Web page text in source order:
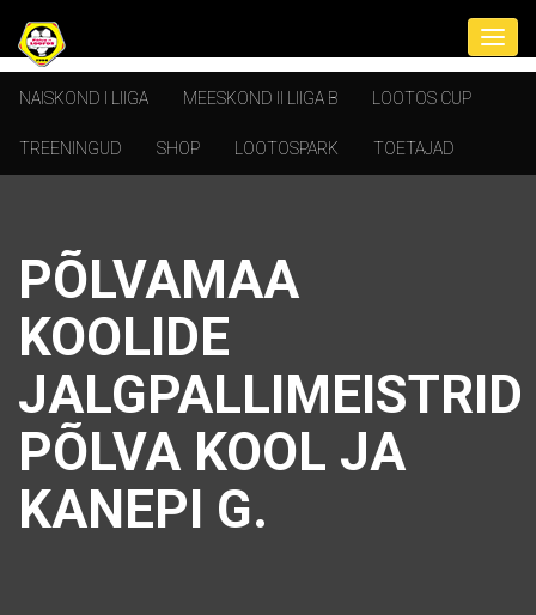
NAISKOND I LIIGA MEESKOND II LIIGA B LOOTOS CUP
TREENINGUD SHOP LOOTOSPARK TOETAJAD
PÕLVAMAA
KOOLIDE
JALGPALLIMEISTRID
PÕLVA KOOL JA
KANEPI G.